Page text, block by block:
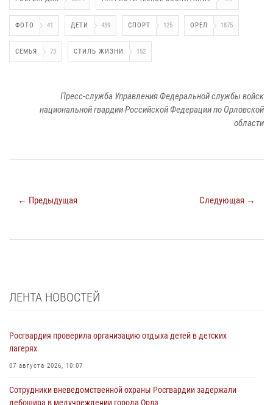
ФОТО 41 ДЕТИ 439 СПОРТ 125 ОРЕЛ 1875
СЕМЬЯ 73 СТИЛЬ ЖИЗНИ 152
Пресс-служба Управления Федеральной службы войск
национальной гвардии Российской Федерации по Орловской
области
← Предыдущая Следующая →
ЛЕНТА НОВОСТЕЙ
Росгвардия проверила организацию отдыха детей в детских
лагерях
07 августа 2026, 10:07
Сотрудники вневедомственной охраны Росгвардии задержали
дебошира в медучреждении города Орла